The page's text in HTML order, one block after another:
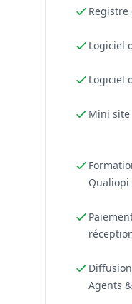
Logiciel
Logiciel
Mini site
Qualiopi
Agents